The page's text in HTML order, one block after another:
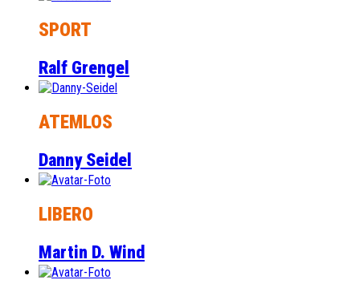
SPORT
Ralf Grengel
ATEMLOS
Danny Seidel
LIBERO
Martin D. Wind